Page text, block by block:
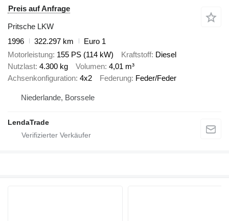
Preis auf Anfrage
Pritsche LKW
1996
322.297 km
Euro 1
Motorleistung 155 PS (114 kW) Kraftstoff Diesel
Nutzlast 4.300 kg Volumen 4,01 m³
Achsenkonfiguration 4x2 Federung Feder/Feder
Niederlande, Borssele
LendaTrade